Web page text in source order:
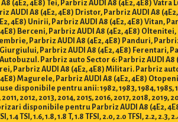
A8 (4E2, 4E8) Tei, Parbriz AUDI A8 (4E2, 4E8)
AUDI A8 (4E2, 4E8) Dristor, Parbriz AUDI A8
4E8) Unirii, Parbriz AUDI A8 (4E2, 4E8) Vitan,
4E8) Berceni, Parbriz AUDI A8 (4E2, 4E8)
Parbriz AUDI A8 (4E2, 4E8) Panduri,
Parbriz AUDI A8 (4E2, 4E8) Ferentari,
Parbriz auto Sector 6: Parbriz AUDI A8
Parbriz AUDI A8 (4E2, 4E8) Militari. Parbriz
4E8) Magurele, Parbriz AUDI A8 (4E2, 4E8)
disponibile pentru anii: 1982, 1983, 1984, 1985,
2011, 2012, 2013, 2014, 2015, 2016, 2017, 2018, 2019,
disponibile pentru Parbriz AUDI A8 (4E2, 4E8) :
1.4 TSI, 1.6, 1.8, 1.8 T, 1.8 TFSI, 2.0, 2.0 TFSI, 2.2,